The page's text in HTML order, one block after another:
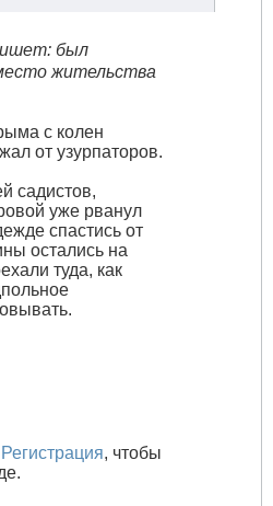
был
жительства
с колен
от узурпаторов.
садистов,
уже рванул
спастись от
остались на
туда, как
Регистрация, чтобы